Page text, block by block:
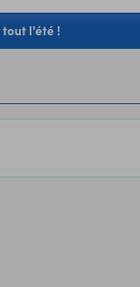
tout l'été !